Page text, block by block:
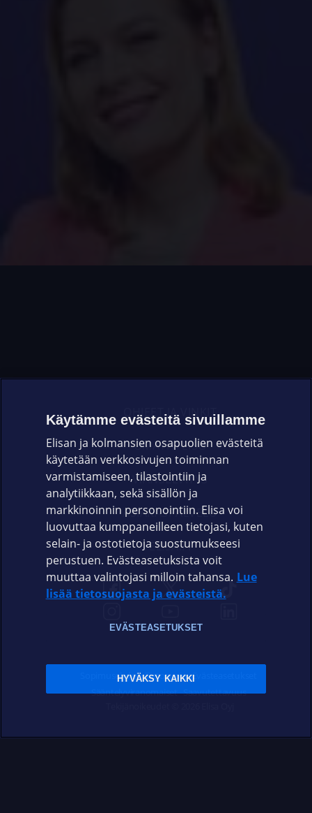
OHJEET JA VINKIT
OMAYHTEISÖ
VIANSELVITYS
ASIAKASPALVELU
ELISA.FI
Sopimusehdot Tietosuoja Evästeasetukset
Sääntelyviranomaiset Saavutettavuus
Käytämme evästeitä sivuillamme
Elisan ja kolmansien osapuolien evästeitä
käytetään verkkosivujen toiminnan
varmistamiseen, tilastointiin ja
analytiikkaan, sekä sisällön ja
markkinoinnin personointiin. Elisa voi
luovuttaa kumppaneilleen tietojasi, kuten
selain- ja ostotietoja suostumukseesi
perustuen. Evästeasetuksista voit
muuttaa valintojasi milloin tahansa. Lue
lisää tietosuojasta ja evästeistä.
EVÄSTEASETUKSET
HYVÄKSY KAIKKI